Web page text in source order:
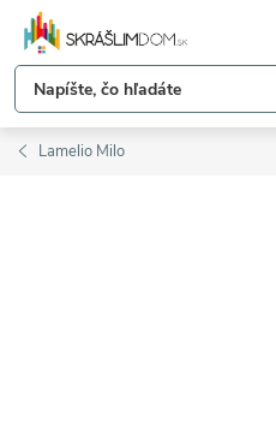
Prejsť
obsah
Lamelio Milo